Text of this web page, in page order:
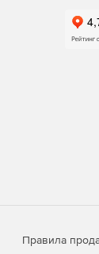
Правила